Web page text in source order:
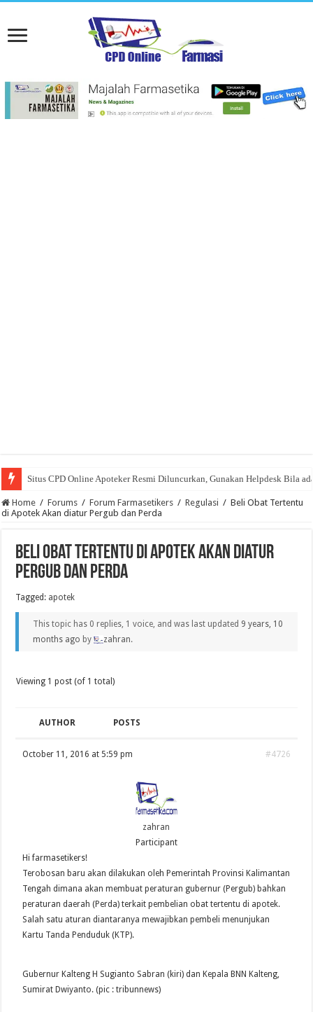
Situs CPD Online Apoteker Resmi Diluncurkan, Gunakan Helpdesk Bila
Home / Forums / Forum Farmasetikers / Regulasi / Beli Obat Tertentu
di Apotek Akan diatur Pergub dan Perda
Beli Obat Tertentu di Apotek Akan diatur
Pergub dan Perda
Tagged: apotek
This topic has 0 replies, 1 voice, and was last updated 9 years, 10
months ago by zahran.
Viewing 1 post (of 1 total)
AUTHOR POSTS
October 11, 2016 at 5:59 pm #4726
zahran
Participant
Hi farmasetikers!
Terobosan baru akan dilakukan oleh Pemerintah Provinsi Kalimantan
Tengah dimana akan membuat peraturan gubernur (Pergub) bahkan
peraturan daerah (Perda) terkait pembelian obat tertentu di apotek.
Salah satu aturan diantaranya mewajibkan pembeli menunjukan
Kartu Tanda Penduduk (KTP).
Gubernur Kalteng H Sugianto Sabran (kiri) dan Kepala BNN Kalteng,
Sumirat Dwiyanto. (pic : tribunnews)